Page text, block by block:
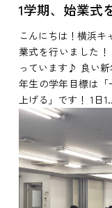
1学期、始業式
こんにちは！横浜キ
業式を行いました
っています♪ 良い新
年生の学年目標は
上げる」です！ 1日